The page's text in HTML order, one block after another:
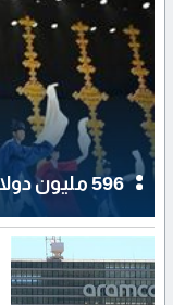
596 مليون دولار فائضاً سياحياً لكوريا الجنوبية